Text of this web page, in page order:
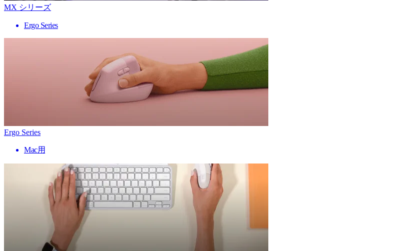
MX シリーズ
Ergo Series
Ergo Series
Mac用